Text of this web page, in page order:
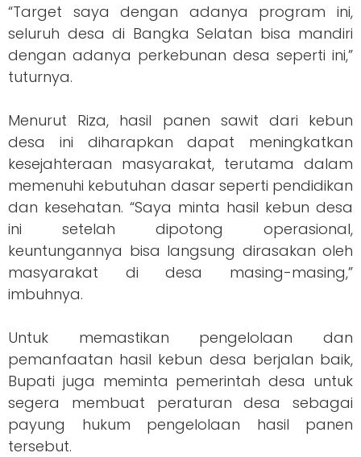
“Target saya dengan adanya program ini,
seluruh desa di Bangka Selatan bisa mandiri
dengan adanya perkebunan desa seperti ini,”
tuturnya.
Menurut Riza, hasil panen sawit dari kebun
desa ini diharapkan dapat meningkatkan
kesejahteraan masyarakat, terutama dalam
memenuhi kebutuhan dasar seperti pendidikan
dan kesehatan. “Saya minta hasil kebun desa
ini setelah dipotong operasional,
keuntungannya bisa langsung dirasakan oleh
masyarakat di desa masing-masing,”
imbuhnya.
Untuk memastikan pengelolaan dan
pemanfaatan hasil kebun desa berjalan baik,
Bupati juga meminta pemerintah desa untuk
segera membuat peraturan desa sebagai
payung hukum pengelolaan hasil panen
tersebut.